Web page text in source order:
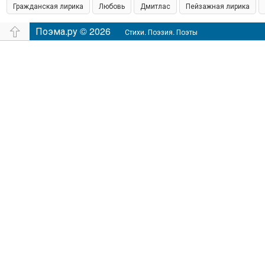
Гражданская лирика Любовь Дмитлас Пейзажная лирика
островская пишет Шамонин Сказки Юмор
Поэма.ру © 2026 Стихи. Поэзия. Поэты